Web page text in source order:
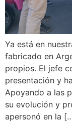
Ya está en
fabricado en
propios. El jefe
presentación y
Apoyando a las
su evolución y
apersonó en la